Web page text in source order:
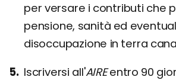
per versare i contributi che
pensione, sanità ed
disoccupazione in terra
Iscriversi all'AIREentro 90